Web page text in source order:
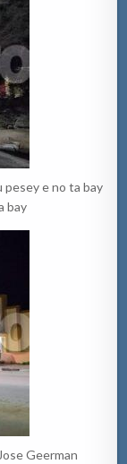
pesey e no ta bay
bay
Geerman